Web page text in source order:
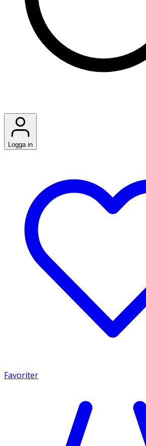
Logga in
Favoriter